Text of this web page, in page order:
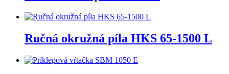
Ručná okružná píla HKS 65-1500 L